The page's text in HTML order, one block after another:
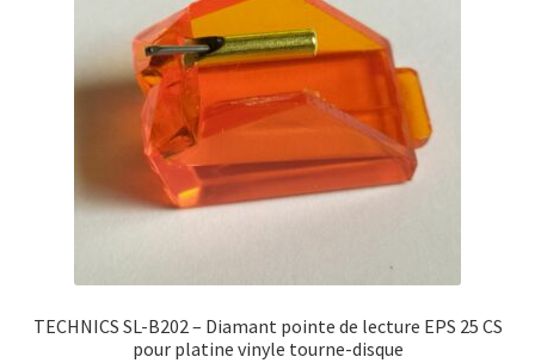
TECHNICS SL-B202 – Diamant pointe de lecture EPS 25 CS
pour platine vinyle tourne-disque